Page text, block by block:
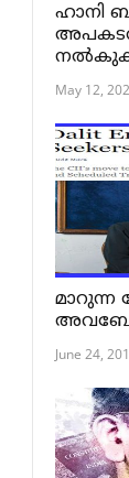
ഹാനി
May 12,
മാറുന്ന
June 24,